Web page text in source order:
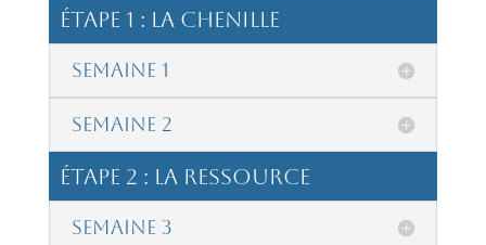
étape 1 : La Chenille
Semaine 1
Semaine 2
étape 2 : La Ressource
Semaine 3